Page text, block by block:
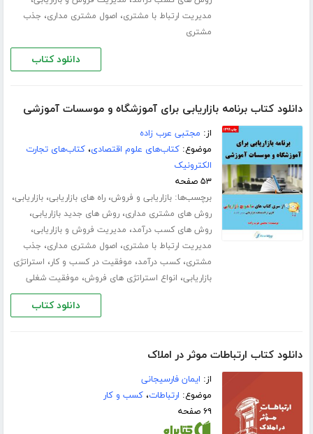
مدیریت ارتباط با مشتری، اصول مشتری مداری، جذب
مشتری
دانلود کتاب
دانلود کتاب برنامه بازاریابی برای آموزشگاه و موسسات آموزشی
از: مجتبی عرب زاده
موضوع:کتاب‌های علوم اقتصادی،کتاب‌های تجارت
الکترونیک
۵۳ صفحه
برچسب‌ها:بازاریابی و فروش،راه های بازاریابی،بازاریابی،
روش های مشتری مداری،روش های جدید بازاریابی،
روش های کسب درآمد، مدیریت فروش و بازاریابی،
مدیریت ارتباط با مشتری، اصول مشتری مداری، جذب
مشتری،کسب درآمد، موفقیت در کسب و کار، استراتژی
بازاریابی، انواع استراتژی های فروش، موفقیت شغلی
دانلود کتاب
دانلود کتاب ارتباطات موثر در املاک
از: ایمان فارسیجانی
موضوع: ارتباطات،کسب و کار
۶۹ صفحه